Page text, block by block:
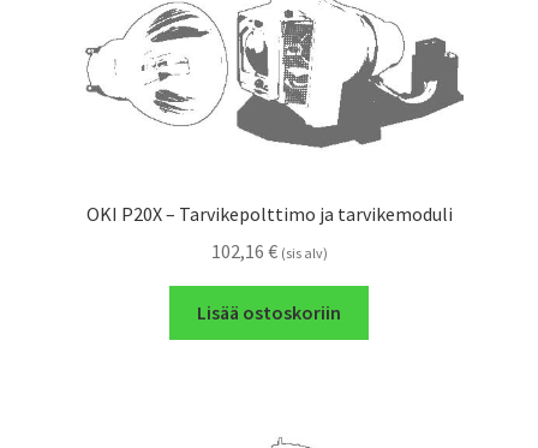
OKI P20X – Tarvikepolttimo ja tarvikemoduli
102,16 € (sis alv)
Lisää ostoskoriin